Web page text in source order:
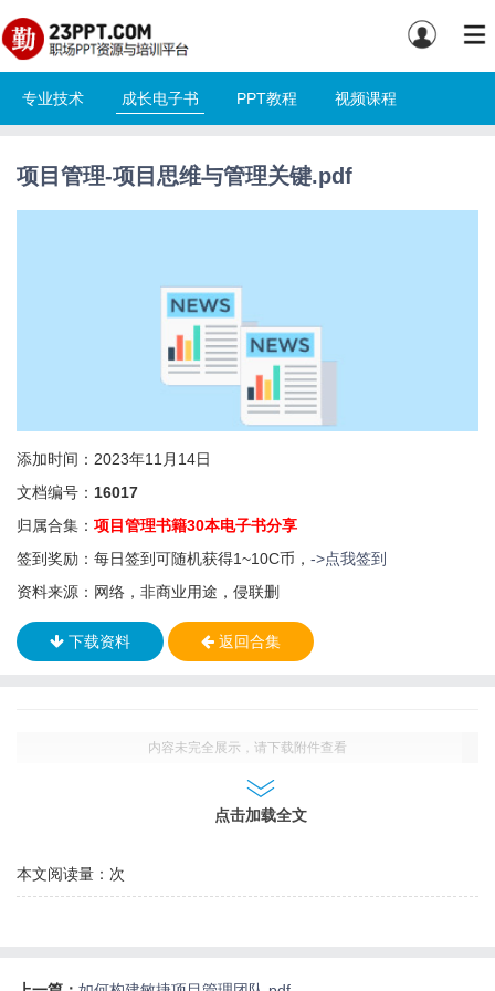
专业技术 成长电子书 PPT教程 视频课程
项目管理-项目思维与管理关键.pdf
添加时间：2023年11月14日
文档编号： 16017
归属合集： 项目管理书籍30本电子书分享
签到奖励：每日签到可随机获得1~10C币， ->点我签到
资料来源：网络，非商业用途，侵联删
下载资料 返回合集
内容未完全展示，请下载附件查看
点击加载全文
本文阅读量： 次